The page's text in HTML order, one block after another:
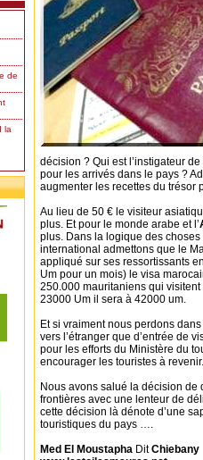
de
la
décision ? Qui est l’instigateur
pour les arrivés dans le pays ?
augmenter les recettes du trésor
Au lieu de 50 € le visiteur
plus. Et pour le monde arabe et l’
plus. Dans la logique des
international admettons que le
appliqué sur ses ressortissants en
Um pour un mois) le visa
250.000 mauritaniens qui
23000 Um il sera à 42000 um.
Et si vraiment nous perdons
vers l’étranger que d’entrée de
pour les efforts du Ministère du
encourager les touristes à revenir.
Nous avons salué la décision de
frontières avec une lenteur de
cette décision là dénote d’une
touristiques du pays ….
Med El Moustapha DitChiebany